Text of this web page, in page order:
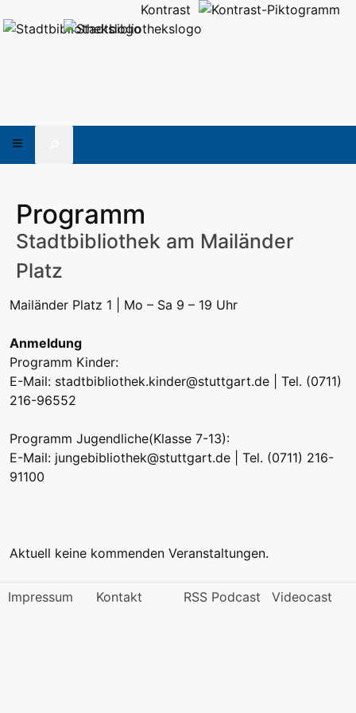
Kontrast
Programm
Stadtbibliothek am Mailänder
Platz
Mailänder Platz 1 | Mo – Sa 9 – 19 Uhr
Anmeldung
Programm Kinder:
E-Mail: stadtbibliothek.kinder@stuttgart.de | Tel. (0711)
216-96552
Programm Jugendliche(Klasse 7-13):
E-Mail: jungebibliothek@stuttgart.de | Tel. (0711) 216-
91100
Aktuell keine kommenden Veranstaltungen.
Impressum Kontakt RSS Podcast Videocast